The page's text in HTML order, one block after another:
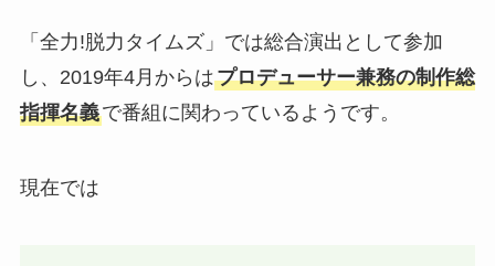
「全力!脱力タイムズ」では総合演出として参加
し、2019年4月からはプロデューサー兼務の制作総
指揮名義で番組に関わっているようです。
現在では